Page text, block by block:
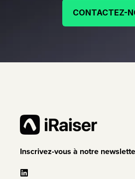
CONTACTEZ-
Inscrivez-vous à notre